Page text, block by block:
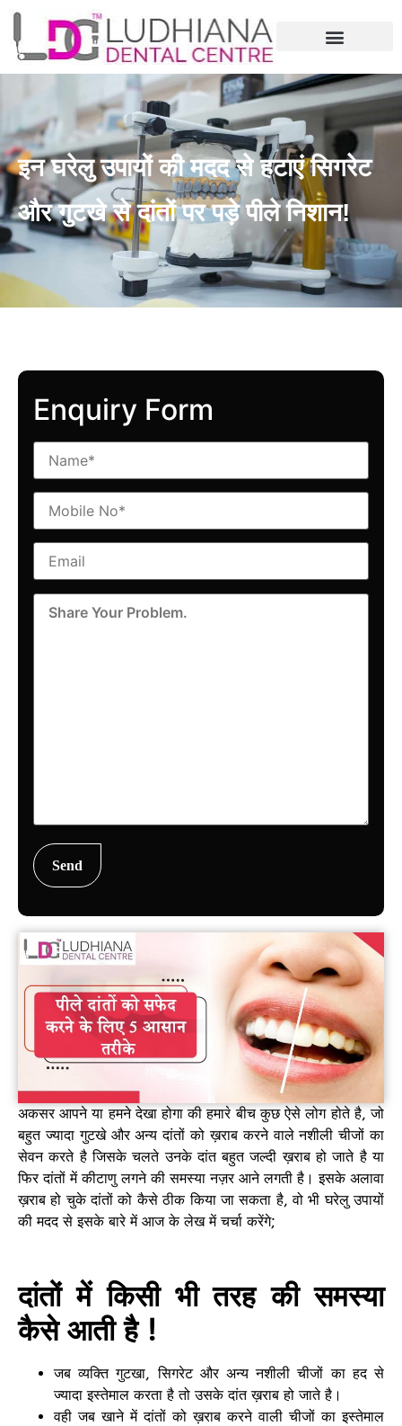
इन घरेलु उपायों की मदद से हटाएं सिगरेट
और गुटखे से दांतों पर पड़े पीले निशान!
Enquiry Form
अकसर आपने या हमने देखा होगा की हमारे बीच कुछ ऐसे लोग होते है, जो
बहुत ज्यादा गुटखे और अन्य दांतों को ख़राब करने वाले नशीली चीजों का
सेवन करते है जिसके चलते उनके दांत बहुत जल्दी ख़राब हो जाते है या
फिर दांतों में कीटाणु लगने की समस्या नज़र आने लगती है। इसके अलावा
ख़राब हो चुके दांतों को कैसे ठीक किया जा सकता है, वो भी घरेलु उपायों
की मदद से इसके बारे में आज के लेख में चर्चा करेंगे;
दांतों में किसी भी तरह की समस्या
कैसे आती है !
जब व्यक्ति गुटखा, सिगरेट और अन्य नशीली चीजों का हद से
ज्यादा इस्तेमाल करता है तो उसके दांत ख़राब हो जाते है।
वही जब खाने में दांतों को ख़राब करने वाली चीजों का इस्तेमाल